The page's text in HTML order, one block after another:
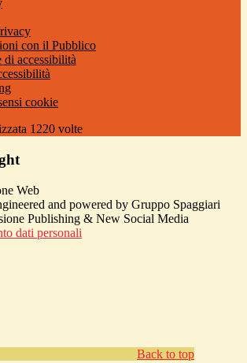
con il Pubblico
accessibilità
cookie
1220 volte
and powered by Gruppo Spaggiari
Publishing & New Social Media
dati personali
Back to top